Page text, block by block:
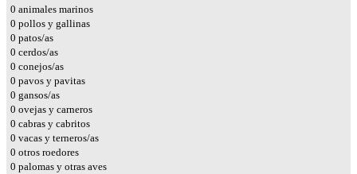
0 animales marinos
0 pollos y gallinas
0 patos/as
0 cerdos/as
0 conejos/as
0 pavos y pavitas
0 gansos/as
0 ovejas y carneros
0 cabras y cabritos
0 vacas y terneros/as
0 otros roedores
0 palomas y otras aves